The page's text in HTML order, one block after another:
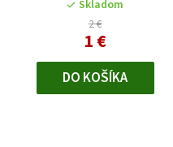
Skladom
2 €
1 €
DO KOŠÍKA